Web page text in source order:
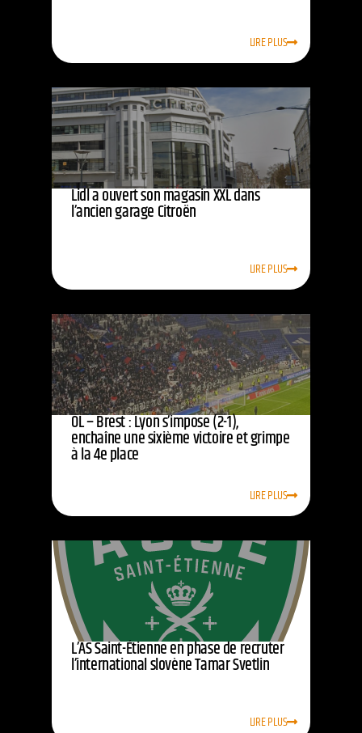
LIRE PLUS
Lidl a ouvert son magasin XXL dans
l’ancien garage Citroën
LIRE PLUS
OL – Brest : Lyon s’impose (2-1),
enchaîne une sixième victoire et grimpe
à la 4e place
LIRE PLUS
L’AS Saint-Étienne en phase de recruter
l’international slovène Tamar Svetlin
LIRE PLUS